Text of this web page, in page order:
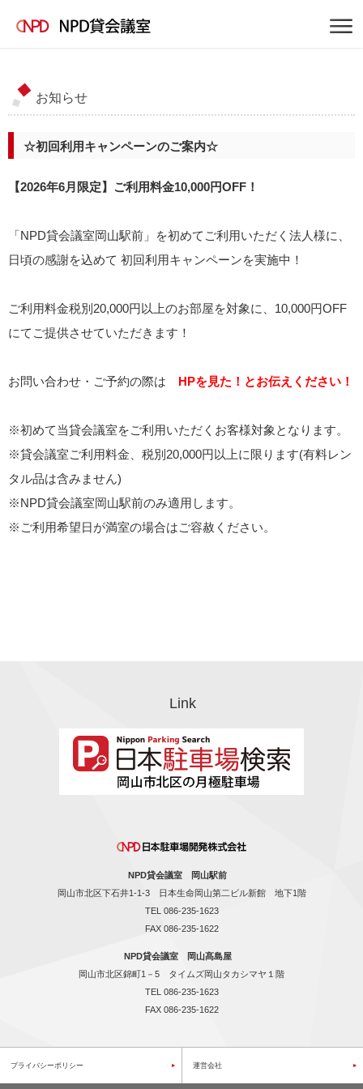
お知らせ
☆初回利用キャンペーンのご案内☆
【2026年6月限定】ご利用料金10,000円OFF！
「NPD貸会議室岡山駅前」を初めてご利用いただく法人様に、
日頃の感謝を込めて 初回利用キャンペーンを実施中！
ご利用料金税別20,000円以上のお部屋を対象に、10,000円OFF
にてご提供させていただきます！
お問い合わせ・ご予約の際は HPを見た！とお伝えください！
※初めて当貸会議室をご利用いただくお客様対象となります。
※貸会議室ご利用料金、税別20,000円以上に限ります(有料レン
タル品は含みません)
※NPD貸会議室岡山駅前のみ適用します。
※ご利用希望日が満室の場合はご容赦ください。
Link
NPD貸会議室 岡山駅前
岡山市北区下石井1-1-3 日本生命岡山第二ビル新館 地下1階
TEL 086-235-1623
FAX 086-235-1622
NPD貸会議室 岡山髙島屋
岡山市北区錦町1－5 タイムズ岡山タカシマヤ１階
TEL 086-235-1623
FAX 086-235-1622
プライバシーポリシー 運営会社